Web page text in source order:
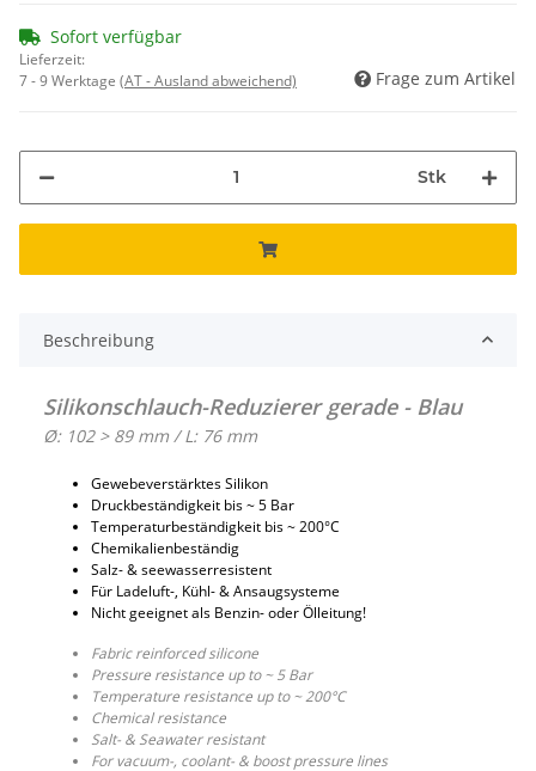
Sofort verfügbar
Lieferzeit:
7 - 9 Werktage (AT - Ausland abweichend) Frage zum Artikel
Stk
Beschreibung
Silikonschlauch-Reduzierer gerade - Blau
Ø: 102 > 89 mm / L: 76 mm
Gewebeverstärktes Silikon
Druckbeständigkeit bis ~ 5 Bar
Temperaturbeständigkeit bis ~ 200°C
Chemikalienbeständig
Salz- & seewasserresistent
Für Ladeluft-, Kühl- & Ansaugsysteme
Nicht geeignet als Benzin- oder Ölleitung!
Fabric reinforced silicone
Pressure resistance up to ~ 5 Bar
Temperature resistance up to ~ 200°C
Chemical resistance
Salt- & Seawater resistant
For vacuum-, coolant- & boost pressure lines